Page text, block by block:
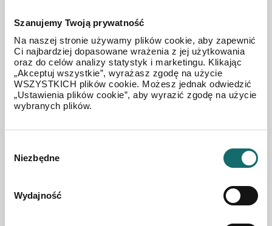
Szanujemy Twoją prywatność
Na naszej stronie używamy plików cookie, aby zapewnić
Ci najbardziej dopasowane wrażenia z jej użytkowania
oraz do celów analizy statystyk i marketingu. Klikając
„Akceptuj wszystkie”, wyrażasz zgodę na użycie
WSZYSTKICH plików cookie. Możesz jednak odwiedzić
„Ustawienia plików cookie”, aby wyrazić zgodę na użycie
wybranych plików.
zgody
Niezbędne
Wydajność
MIESZKANIE NA SPRZEDAŻ
3 pok. 60 m2 z dwoma miejscami post. Trawiasta
543 000 PLN